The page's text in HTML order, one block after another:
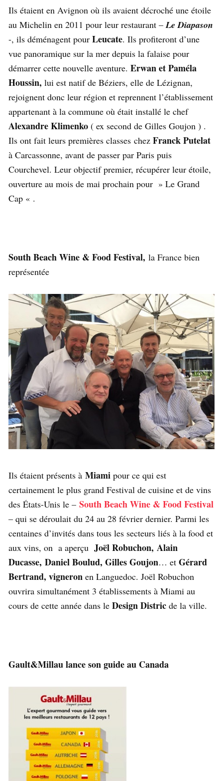
Ils étaient en Avignon où ils avaient décroché une étoile
au Michelin en 2011 pour leur restaurant –Le Diapason
-, ils déménagent pour Leucate. Ils profiteront d’une
vue panoramique sur la mer depuis la falaise pour
démarrer cette nouvelle aventure. Erwan et Paméla
Houssin, lui est natif de Béziers, elle de Lézignan,
rejoignent donc leur région et reprennent l’établissement
appartenant à la commune où était installé le chef
Alexandre Klimenko ( ex second de Gilles Goujon ) .
Ils ont fait leurs premières classes chez Franck Putelat
à Carcassonne, avant de passer par Paris puis
Courchevel. Leur objectif premier, récupérer leur étoile,
ouverture au mois de mai prochain pour » Le Grand
Cap « .
South Beach Wine & Food Festival, la France bien
représentée
Ils étaient présents à Miami pour ce qui est
certainement le plus grand Festival de cuisine et de vins
des États-Unis le – South Beach Wine & Food Festival
– qui se déroulait du 24 au 28 février dernier. Parmi les
centaines d’invités dans tous les secteurs liés à la food et
aux vins, on a aperçu Joël Robuchon, Alain
Ducasse, Daniel Boulud, Gilles Goujon… et Gérard
Bertrand, vigneron en Languedoc. Joël Robuchon
ouvrira simultanément 3 établissements à Miami au
cours de cette année dans le Design Distric de la ville.
Gault&Millau lance son guide au Canada